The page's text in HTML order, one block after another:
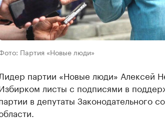
Партия «Новые люди»
Лидер партии «Новые люди» Алексей
листы с подписями в
в депутаты Законодательного